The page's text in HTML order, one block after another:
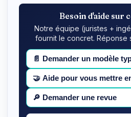
Besoin d'aide sur
Notre équipe (juristes +
fournit le concret. Réponse
📄 Demander un modèle
🤝 Aide pour vous mettre
🔎 Demander une revue